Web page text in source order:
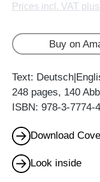
Prices incl. VAT
Buy on
Text:
248 pages, 140
ISBN: 978-3-7774-
Download
Look inside